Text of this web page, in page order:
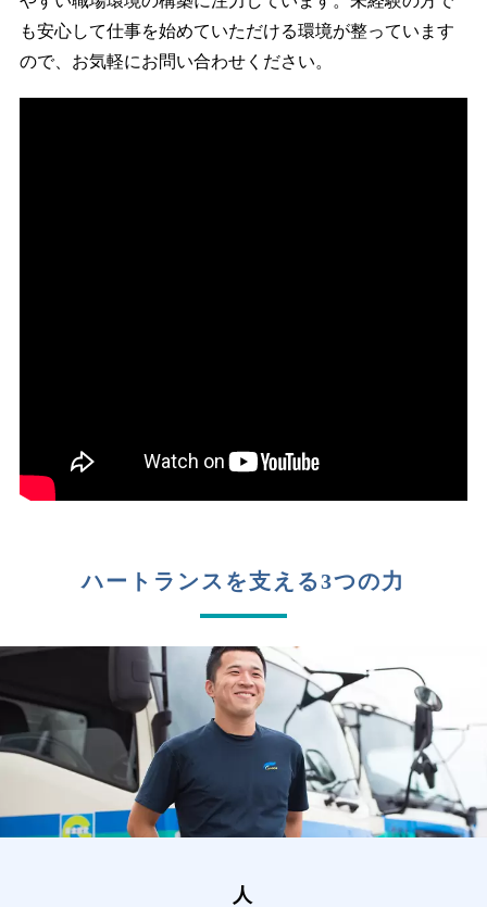
も安心して仕事を始めていただける環境が整っています
ので、お気軽にお問い合わせください。
ハートランスを支える3つの力
人